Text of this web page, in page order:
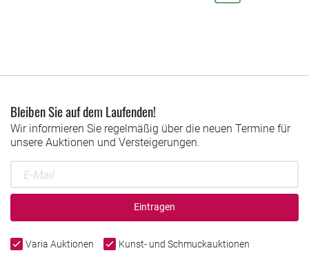
Bleiben Sie auf dem Laufenden!
Wir informieren Sie regelmäßig über die neuen Termine für
unsere Auktionen und Versteigerungen.
Eintragen
Varia Auktionen
Kunst- und Schmuckauktionen